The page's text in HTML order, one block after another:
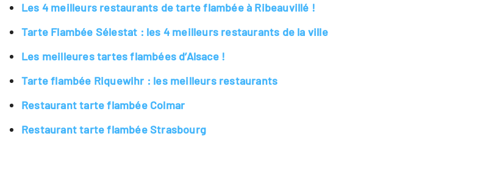
Les 4 meilleurs restaurants de tarte flambée à Ribeauvillé !
Tarte Flambée Sélestat : les 4 meilleurs restaurants de la ville
Les meilleures tartes flambées d’Alsace !
Tarte flambée Riquewihr : les meilleurs restaurants
Restaurant tarte flambée Colmar
Restaurant tarte flambée Strasbourg